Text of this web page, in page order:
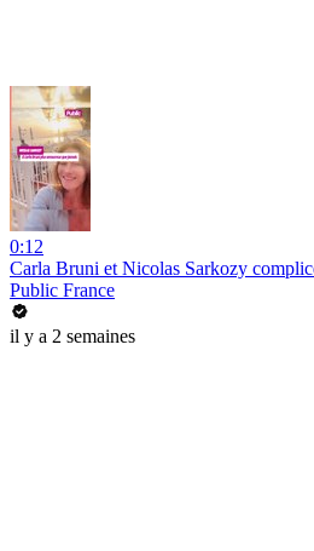
0:12
Carla Bruni et Nicolas Sarkozy
Public France
il y a 2 semaines